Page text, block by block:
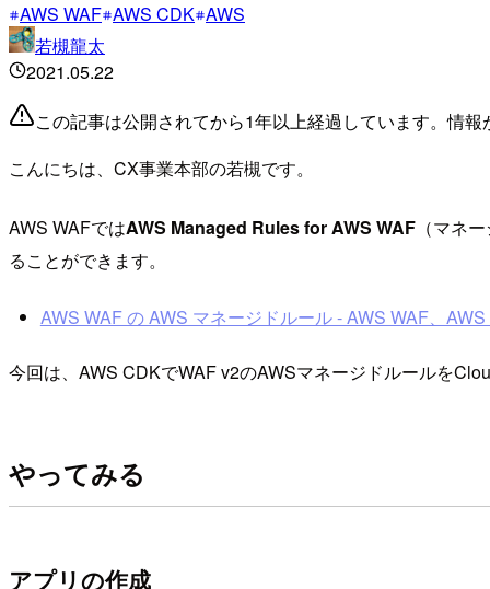
AWS WAF AWS CDK AWS
若槻龍太
2021.05.22
この記事は公開されてから1年以上経過しています。情
こんにちは、CX事業本部の若槻です。
AWS WAFではAWS Managed Rules for AWS WAF （マネ
ることができます。
AWS WAF の AWS マネージドルール - AWS WAF、
今回は、AWS CDKでWAF v2のAWSマネージドルールを
やってみる
アプリの作成